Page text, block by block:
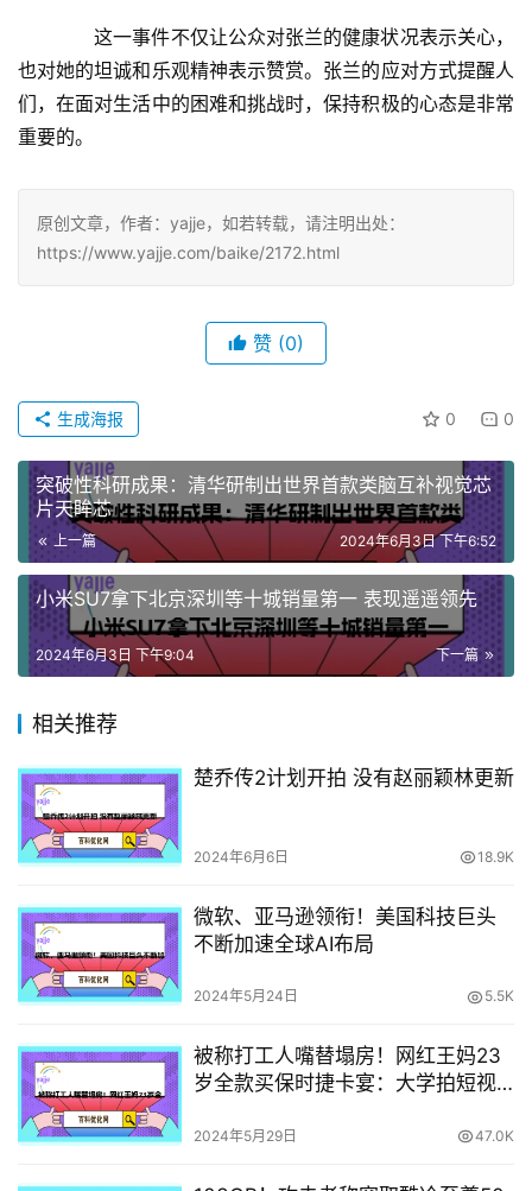
这一事件不仅让公众对张兰的健康状况表示关心，
也对她的坦诚和乐观精神表示赞赏。张兰的应对方式提醒人
们，在面对生活中的困难和挑战时，保持积极的心态是非常
重要的。
原创文章，作者：yajje，如若转载，请注明出处：
https://www.yajje.com/baike/2172.html
赞 (0)
0 0
生成海报
突破性科研成果：清华研制出世界首款类脑互补视觉芯
片天眸芯
上一篇 2024年6月3日 下午6:52
小米SU7拿下北京深圳等十城销量第一 表现遥遥领先
下一篇
2024年6月3日 下午9:04
相关推荐
楚乔传2计划开拍 没有赵丽颖林更新
2024年6月6日 18.9K
微软、亚马逊领衔！美国科技巨头
不断加速全球AI布局
2024年5月24日 5.5K
被称打工人嘴替塌房！网红王妈23
岁全款买保时捷卡宴：大学拍短视
2024年5月29日 47.0K